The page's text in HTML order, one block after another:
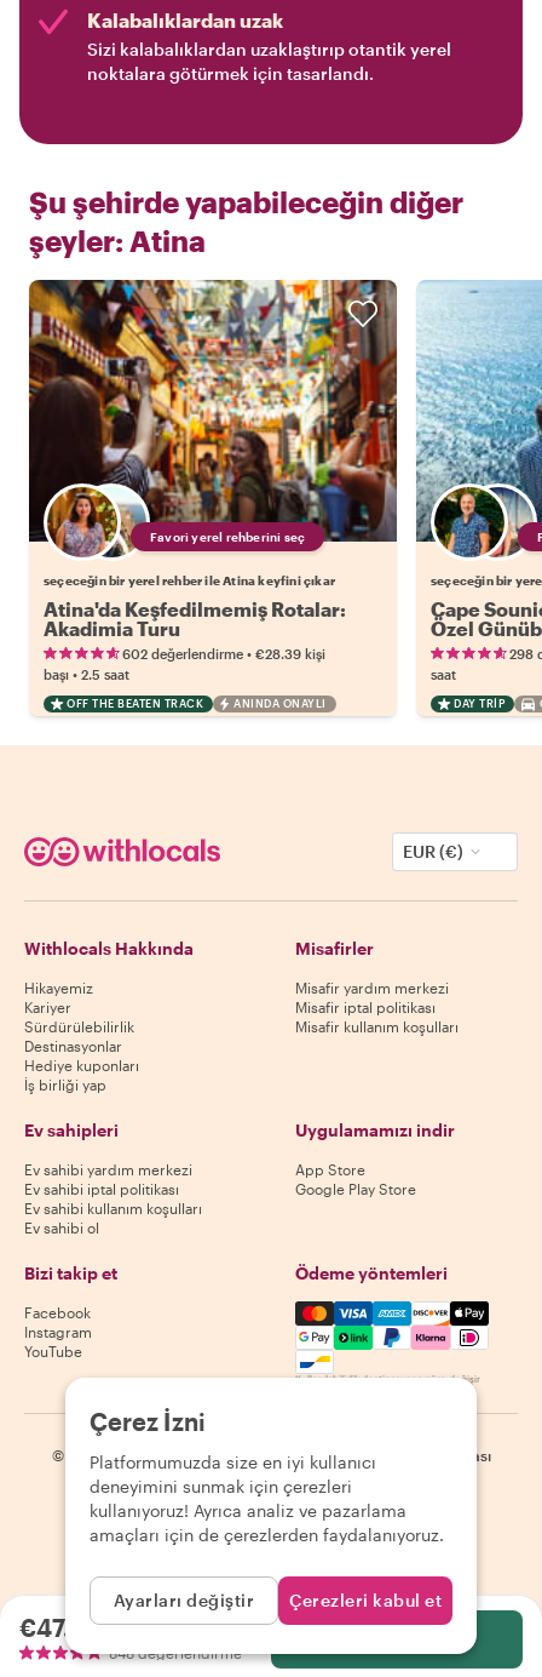
Kalabalıklardan uzak
Sizi kalabalıklardan uzaklaştırıp otantik yerel
noktalara götürmek için tasarlandı.
Şu şehirde yapabileceğin diğer
şeyler: Atina
Favori yerel rehberini seç
seçeceğin bir yerel rehber ile Atina keyfini çıkar
Atina'da Keşfedilmemiş Rotalar:
Akadimia Turu
602 değerlendirme • €28.39 kişi
başı • 2.5 saat
OFF THE BEATEN TRACK ANINDA ONAYLI
seçeceğin bir
Cape
Özel
298
saat
DAY TRIP
€47.80kişi başı
848 değerlendirme
EUR (€)
Withlocals Hakkında
Hikayemiz
Kariyer
Sürdürülebilirlik
Destinasyonlar
Hediye kuponları
İş birliği yap
Misafirler
Misafir yardım merkezi
Misafir iptal politikası
Misafir kullanım koşulları
Ev sahipleri
Ev sahibi yardım merkezi
Ev sahibi iptal politikası
Ev sahibi kullanım koşulları
Ev sahibi ol
Uygulamamızı indir
App Store
Google Play Store
Bizi takip et
Facebook
Instagram
YouTube
Ödeme yöntemleri
Mastercard, Visa, Amex,
Kullanılabilirlik destinasyona göre değişir
© 2026 Withlocals.com Gizlilik Politikası | Site haritası
Çerez İzni
Platformumuzda size en iyi kullanıcı
deneyimini sunmak için çerezleri
kullanıyoruz! Ayrıca analiz ve pazarlama
amaçları için de çerezlerden faydalanıyoruz.
Ayarları değiştir Çerezleri kabul et